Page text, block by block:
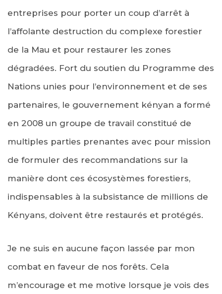
entreprises pour porter un coup d’arrêt à
l’affolante destruction du complexe forestier
de la Mau et pour restaurer les zones
dégradées. Fort du soutien du Programme des
Nations unies pour l’environnement et de ses
partenaires, le gouvernement kényan a formé
en 2008 un groupe de travail constitué de
multiples parties prenantes avec pour mission
de formuler des recommandations sur la
manière dont ces écosystèmes forestiers,
indispensables à la subsistance de millions de
Kényans, doivent être restaurés et protégés.
Je ne suis en aucune façon lassée par mon
combat en faveur de nos forêts. Cela
m’encourage et me motive lorsque je vois des